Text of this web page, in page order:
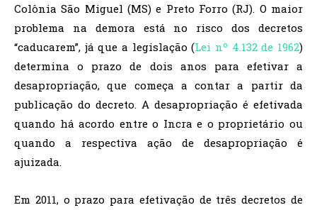
Colônia São Miguel (MS) e Preto Forro (RJ). O maior
problema na demora está no risco dos decretos
“caducarem”, já que a legislação (Lei nº 4.132 de 1962)
determina o prazo de dois anos para efetivar a
desapropriação, que começa a contar a partir da
publicação do decreto. A desapropriação é efetivada
quando há acordo entre o Incra e o proprietário ou
quando a respectiva ação de desapropriação é
ajuizada.
Em 2011, o prazo para efetivação de três decretos de